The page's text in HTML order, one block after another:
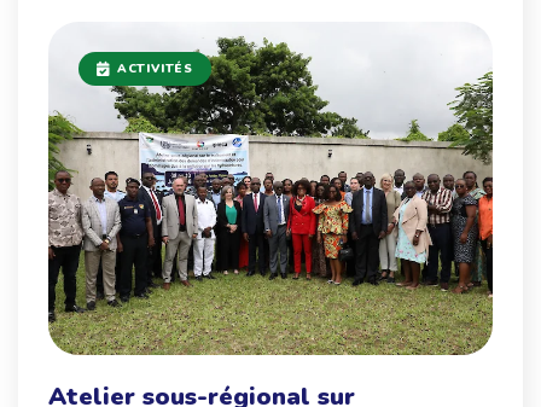
ACTIVITÉS
Atelier sous-régional sur